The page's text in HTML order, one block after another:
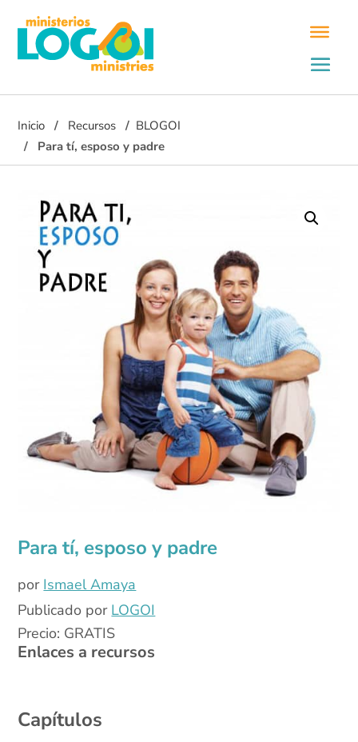
Inicio Recursos
BLOGOI
Para tí, esposo y padre
Para tí, esposo y padre
por Ismael Amaya
Publicado por LOGOI
Precio: GRATIS
Enlaces a recursos
Capítulos